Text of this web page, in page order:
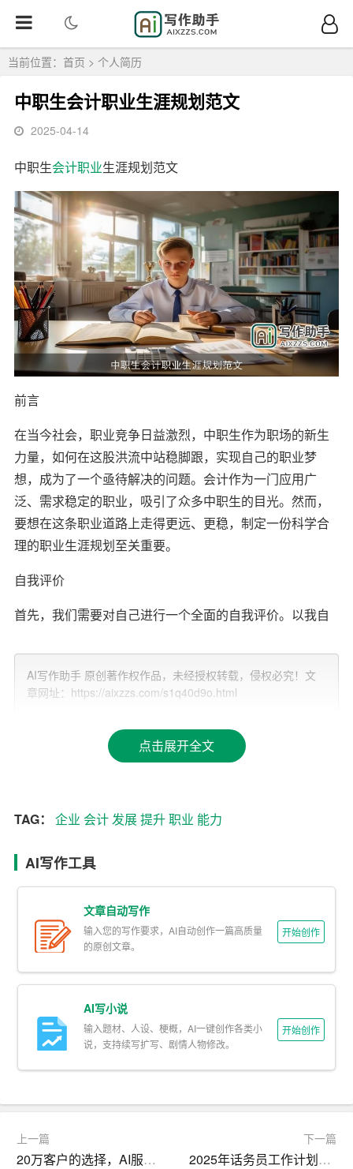
当前位置： 首页 > 个人简历
中职生会计职业生涯规划范文
2025-04-14
中职生会计职业生涯规划范文
前言
在当今社会，职业竞争日益激烈，中职生作为职场的新生
力量，如何在这股洪流中站稳脚跟，实现自己的职业梦
想，成为了一个亟待解决的问题。会计作为一门应用广
泛、需求稳定的职业，吸引了众多中职生的目光。然而，
要想在这条职业道路上走得更远、更稳，制定一份科学合
理的职业生涯规划至关重要。
自我评价
首先，我们需要对自己进行一个全面的自我评价。以我自
人，我可以侃侃而谈，但对于陌生人则显得有些拘谨。这
种性格特点在某种程度上影响了我的沟通能力，但同时也
让我在处理细节问题时更加专注和细致。
在兴趣爱好方面，我对医学、广告学、物流管理和旅游等
领域都有一定的兴趣，但最为钟情的还是我所学的会计专
业的经营状况。
在人际关系方面，我能够与大多数人和谐相处，但也存在
不善言辞的缺点。此外，我的身高在一定程度上影响了我
的职业选择，尤其是在银行等对形象有一定要求的行业。
尽管如此，我并没有因此灰心，坚信在任何领域都能找到
自己的发展
空间。
职业目标
基于自我评价，我为自己设定了以下职业目标：
1. 短期目标（1-3年）：
操作经验。
AI写作助手 原创著作权作品，未经授权转载，侵权必究！文
章网址：https://aixzzs.com/s1q40d9o.html
点击展开全文
TAG： 企业 会计发展提升职业 能力
AI写作工具
文章自动写作
输入您的写作要求，AI自动创作一篇高质量
的原创文章。
开始创作
AI写小说
输入题材、人设、梗概，AI一键创作各类小
说，支持续写扩写、剧情人物修改。
开始创作
上一篇
20万客户的选择，AI服务覆盖多场景
下一篇
2025年话务员工作计划：提升技能，优化服务，创新体验